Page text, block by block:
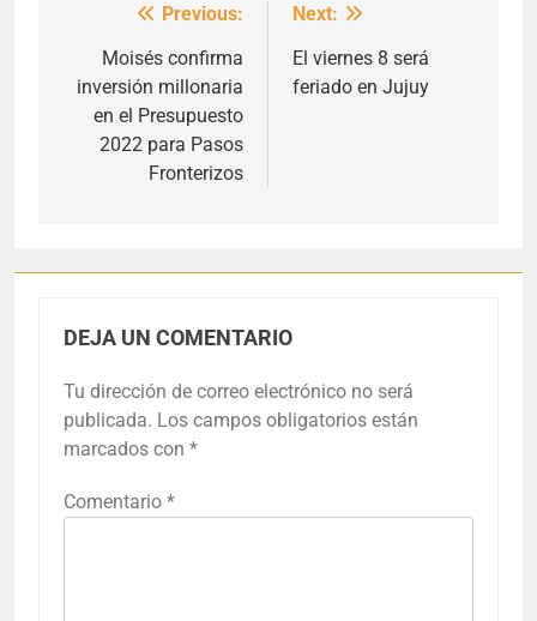
Navegación
entradas
Previous:
Moisés confirma
inversión millonaria
en el Presupuesto
2022 para Pasos
Fronterizos
Next:
El viernes 8 será
feriado en Jujuy
DEJA UN COMENTARIO
Tu dirección de correo electrónico no será
publicada. Los campos obligatorios están
marcados con *
Comentario *